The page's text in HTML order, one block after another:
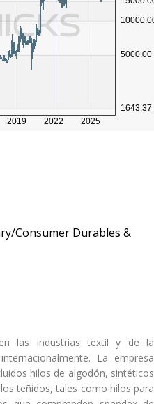
Consumer Durables &
las industrias textil y de la
La empresa
hilos de algodón, sintéticos
teñidos, tales como hilos para